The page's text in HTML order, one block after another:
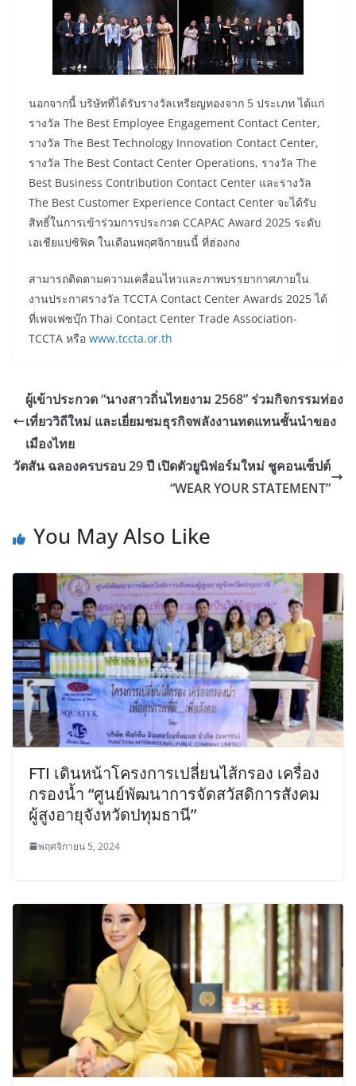
นอกจากนี้ บริษัทที่ได้รับรางวัลเหรียญทองจาก 5 ประเภท ได้แก่
รางวัล The Best Employee Engagement Contact Center,
รางวัล The Best Technology Innovation Contact Center,
รางวัล The Best Contact Center Operations, รางวัล The
Best Business Contribution Contact Center และรางวัล
The Best Customer Experience Contact Center จะได้รับ
สิทธิ์ในการเข้าร่วมการประกวด CCAPAC Award 2025 ระดับ
เอเชียแปซิฟิค ในเดือนพฤศจิกายนนี้ ที่ฮ่องกง
สามารถติดตามความเคลื่อนไหวและภาพบรรยากาศภายใน
งานประกาศรางวัล TCCTA Contact Center Awards 2025 ได้
ที่เพจเฟซบุ๊ก Thai Contact Center Trade Association-
TCCTA หรือ www.tccta.or.th
ผู้เข้าประกวด “นางสาวถิ่นไทยงาม 2568” ร่วมกิจกรรมท่อง
เที่ยววิถีใหม่ และเยี่ยมชมธุรกิจพลังงานทดแทนชั้นนำของ
เมืองไทย
วัตสัน ฉลองครบรอบ 29 ปี เปิดตัวยูนิฟอร์มใหม่ ชูคอนเซ็ปต์
“WEAR YOUR STATEMENT”
You May Also Like
FTI เดินหน้าโครงการเปลี่ยนไส้กรอง เครื่อง
กรองน้ำ “ศูนย์พัฒนาการจัดสวัสดิการสังคม
ผู้สูงอายุจังหวัดปทุมธานี”
พฤศจิกายน 5, 2024